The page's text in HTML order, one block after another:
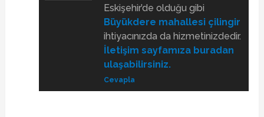
Eskişehir’de olduğu gibi
Büyükdere mahallesi çilingir
ihtiyacınızda da hizmetinizdedir.
İletişim sayfamıza buradan
ulaşabilirsiniz.
Cevapla